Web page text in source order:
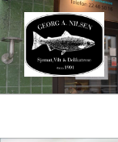
Gå
til
innhold